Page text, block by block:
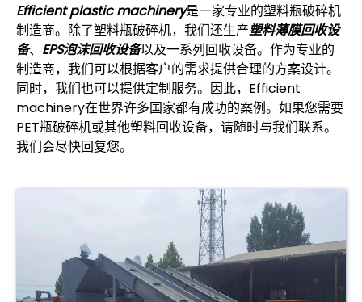
Efficient plastic machinery是一家专业的塑料瓶破碎机
制造商。除了塑料瓶破碎机，我们还生产塑料薄膜回收设
备、 EPS泡沫回收设备以及一系列回收设备。作为专业的
制造商，我们可以根据客户的需求提供合理的方案设计。
同时，我们也可以提供定制服务。因此，Efficient
machinery在世界许多国家都有成功的案例。如果您需要
PET瓶破碎机或其他塑料回收设备，请随时与我们联系。
我们会尽快回复您。